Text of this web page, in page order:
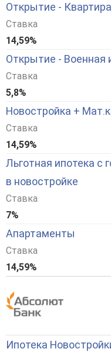
Открытие -
Ставка
14,59%
Открытие - Военная
Ставка
5,8%
Новостройка +
Ставка
14,59%
Льготная ипотека с
в новостройке
Ставка
7%
Апартаменты
Ставка
14,59%
Ипотека